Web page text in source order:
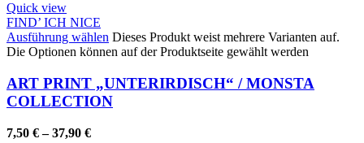
Quick view
FIND’ ICH NICE
Ausführung wählen Dieses Produkt weist mehrere Varianten auf.
Die Optionen können auf der Produktseite gewählt werden
ART PRINT „UNTERIRDISCH“ / MONSTA
COLLECTION
7,50 €–37,90 €